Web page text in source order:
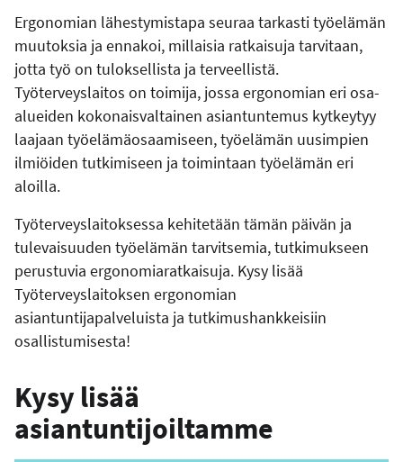
Ergonomian lähestymistapa seuraa tarkasti työelämän
muutoksia ja ennakoi, millaisia ratkaisuja tarvitaan,
jotta työ on tuloksellista ja terveellistä.
Työterveyslaitos on toimija, jossa ergonomian eri osa-
alueiden kokonaisvaltainen asiantuntemus kytkeytyy
laajaan työelämäosaamiseen, työelämän uusimpien
ilmiöiden tutkimiseen ja toimintaan työelämän eri
aloilla.
Työterveyslaitoksessa kehitetään tämän päivän ja
tulevaisuuden työelämän tarvitsemia, tutkimukseen
perustuvia ergonomiaratkaisuja. Kysy lisää
Työterveyslaitoksen ergonomian
asiantuntijapalveluista ja tutkimushankkeisiin
osallistumisesta!
Kysy lisää
asiantuntijoiltamme